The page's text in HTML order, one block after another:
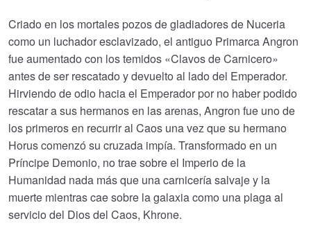
Criado en los mortales pozos de gladiadores de Nuceria
como un luchador esclavizado, el antiguo Primarca Angron
fue aumentado con los temidos «Clavos de Carnicero»
antes de ser rescatado y devuelto al lado del Emperador.
Hirviendo de odio hacia el Emperador por no haber podido
rescatar a sus hermanos en las arenas, Angron fue uno de
los primeros en recurrir al Caos una vez que su hermano
Horus comenzó su cruzada impía. Transformado en un
Príncipe Demonio, no trae sobre el Imperio de la
Humanidad nada más que una carnicería salvaje y la
muerte mientras cae sobre la galaxia como una plaga al
servicio del Dios del Caos, Khrone.